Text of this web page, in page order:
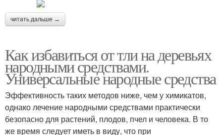
читать дальше →
Как избавиться от тли на деревьях
народными средствами.
Универсальные народные средства
Эффективность таких методов ниже, чем у химикатов,
однако лечение народными средствами практически
безопасно для растений, плодов, пчел и человека. В то
же время следует иметь в виду, что при